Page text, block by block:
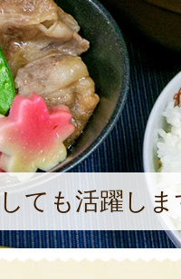
ても活躍しま